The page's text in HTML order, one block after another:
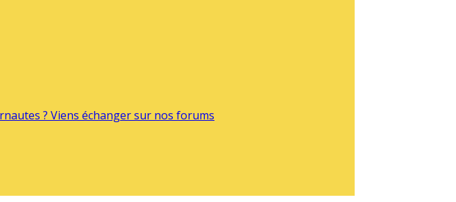
? Viens échanger sur nos forums